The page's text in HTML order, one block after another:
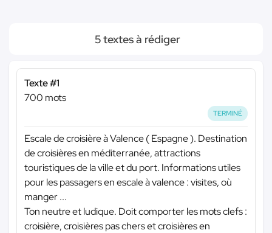
5 textes à rédiger
Texte #1
700 mots
TERMINÉ
Escale de croisière à Valence ( Espagne ). Destination
de croisières en méditerranée, attractions
touristiques de la ville et du port. Informations utiles
pour les passagers en escale à valence : visites, où
manger ...
Ton neutre et ludique. Doit comporter les mots clefs :
croisière, croisières pas chers et croisières en